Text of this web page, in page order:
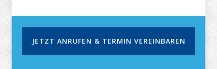
JETZT ANRUFEN & TERMIN VEREINBAREN